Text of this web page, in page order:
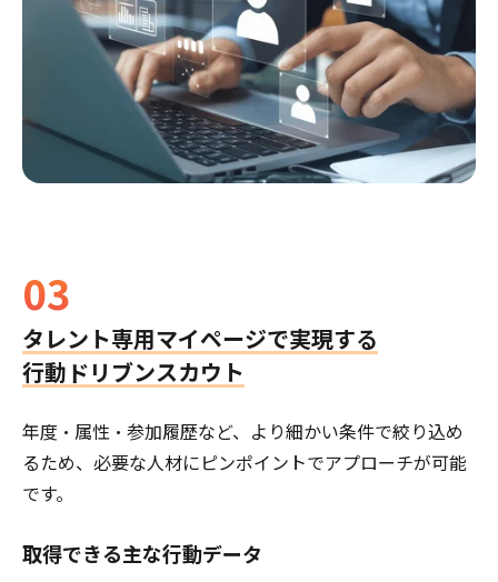
03
タレント専用マイページで実現する
行動ドリブンスカウト
年度・属性・参加履歴など、より細かい条件で絞り込め
るため、必要な人材にピンポイントでアプローチが可能
です。
取得できる主な行動データ